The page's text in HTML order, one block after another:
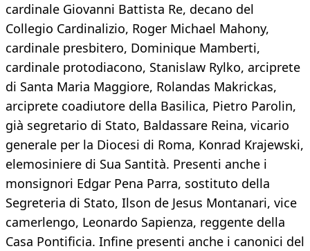
cardinale Giovanni Battista Re, decano del
Collegio Cardinalizio, Roger Michael Mahony,
cardinale presbitero, Dominique Mamberti,
cardinale protodiacono, Stanislaw Rylko, arciprete
di Santa Maria Maggiore, Rolandas Makrickas,
arciprete coadiutore della Basilica, Pietro Parolin,
già segretario di Stato, Baldassare Reina, vicario
generale per la Diocesi di Roma, Konrad Krajewski,
elemosiniere di Sua Santità. Presenti anche i
monsignori Edgar Pena Parra, sostituto della
Segreteria di Stato, Ilson de Jesus Montanari, vice
camerlengo, Leonardo Sapienza, reggente della
Casa Pontificia. Infine presenti anche i canonici del